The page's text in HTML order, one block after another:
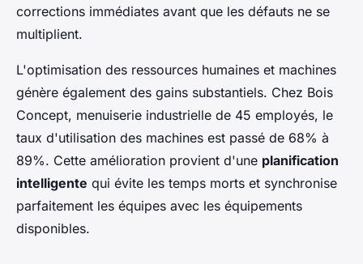
corrections immédiates avant que les défauts ne se
multiplient.
L'optimisation des ressources humaines et machines
génère également des gains substantiels. Chez Bois
Concept, menuiserie industrielle de 45 employés, le
taux d'utilisation des machines est passé de 68% à
89%. Cette amélioration provient d'une planification
intelligente qui évite les temps morts et synchronise
parfaitement les équipes avec les équipements
disponibles.